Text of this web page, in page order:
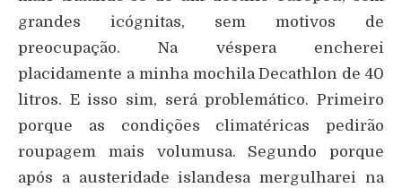
grandes icógnitas, sem motivos de
preocupação. Na véspera encherei
placidamente a minha mochila Decathlon de 40
litros. E isso sim, será problemático. Primeiro
porque as condições climatéricas pedirão
roupagem mais volumusa. Segundo porque
após a austeridade islandesa mergulharei na